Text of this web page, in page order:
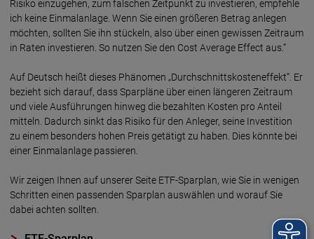
Risiko einzu­ge­hen, zum fal­schen Zeit­punkt zu inves­tie­ren, empfehle
ich keine Ein­mal­an­lage. Wenn Sie einen größeren Be­trag an­legen
möchten, sollten Sie ihn stückeln, also über einen gewissen Zeit­raum
in Raten inves­tieren. So nutzen Sie den Cost Average Effect aus.“
Auf Deutsch heißt dieses Phänomen „Durch­schnitts­kosten­effekt“. Er
bezieht sich darauf, dass Spar­pläne über einen längeren Zeit­raum
und viele Aus­füh­rungen hin­weg die bezahlten Kosten pro Anteil
mitteln. Dadurch sinkt das Risiko für den Anleger, seine Investi­tion
zu einem besonders hohen Preis getätigt zu haben. Dies könnte bei
einer Einmal­anlage passieren.
Wir zeigen Ihnen auf unserer Seite ETF-Sparplan, wie Sie in wenigen
Schritten einen passenden Spar­plan aus­wählen und worauf Sie
dabei achten sollten.